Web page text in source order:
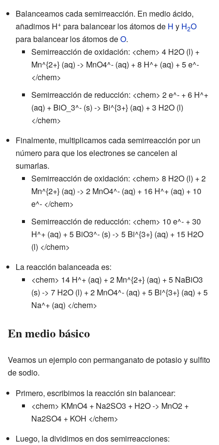
Balanceamos cada semirreacción. En medio ácido,
añadimos H+ para balancear los átomos de H y H2O
para balancear los átomos deO.
Semirreacción de oxidación: <chem> 4 H2O (l) +
Mn^{2+} (aq) -> MnO4^- (aq) + 8 H^+ (aq) + 5 e^-
</chem>
Semirreacción de reducción: <chem> 2 e^- + 6 H^+
(aq) + BiO_3^- (s) -> Bi^{3+} (aq) + 3 H2O (l)
</chem>
Finalmente, multiplicamos cada semirreacción por un
número para que los electrones se cancelen al
sumarlas.
Semirreacción de oxidación: <chem> 8 H2O (l) + 2
Mn^{2+} (aq) -> 2 MnO4^- (aq) + 16 H^+ (aq) + 10
e^- </chem>
Semirreacción de reducción: <chem> 10 e^- + 30
H^+ (aq) + 5 BiO3^- (s) -> 5 Bi^{3+} (aq) + 15 H2O
(l) </chem>
La reacción balanceada es:
<chem> 14 H^+ (aq) + 2 Mn^{2+} (aq) + 5 NaBiO3
(s) -> 7 H2O (l) + 2 MnO4^- (aq) + 5 Bi^{3+} (aq) + 5
Na^+ (aq) </chem>
En medio básico
Veamos un ejemplo con permanganato de potasio y sulfito
de sodio.
Primero, escribimos la reacción sin balancear:
<chem> KMnO4 + Na2SO3 + H2O -> MnO2 +
Na2SO4 + KOH </chem>
Luego, la dividimos en dos semirreacciones: